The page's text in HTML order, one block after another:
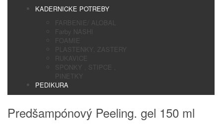
KADERNICKE POTREBY
FARBENIE/ ALOBAL
Farby NASHI
FOAMIE
PLASTENKY, ZASTERY
RUKAVICE
SPONKY , STIPCE ,
PINETKY
PEDIKURA
Predšampónový Peeling. gel 150 ml